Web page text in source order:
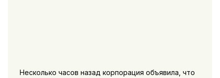
Несколько часов назад корпорация объявила, что